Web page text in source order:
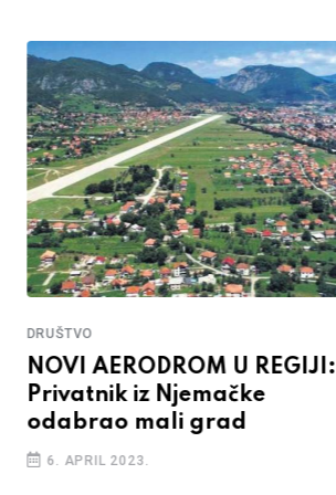
DRUŠTVO
NOVI AERODROM U REGIJI:
Privatnik iz Njemačke
odabrao mali grad
6. APRIL 2023.